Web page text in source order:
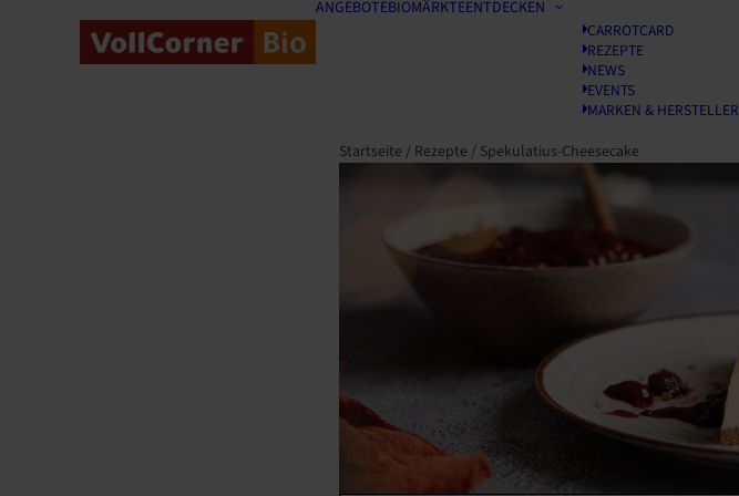
ANGEBOTEBIOMÄRKTEENTDECKEN
CARROTCARD
REZEPTE
NEWS
EVENTS
MARKEN & HERSTELLER
Startseite / Rezepte / Spekulatius-Cheesecake